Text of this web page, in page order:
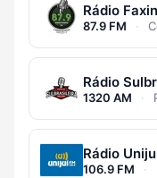
Rádio
87.9 FM ·
Rádio
1320 AM ·
Rádio
106.9 FM ·